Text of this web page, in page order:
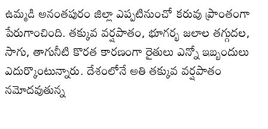
ఉమ్మడి అనంతపురం జిల్లా ఎప్పటినుంచో కరువు ప్రాంతంగా
పేరుగాంచింది. తక్కువ వర్షపాతం, భూగర్భ జలాల తగ్గుదల,
సాగు, తాగునీటి కొరత కారణంగా రైతులు ఎన్నో ఇబ్బందులు
ఎదుర్కొంటున్నారు. దేశంలోనే అతి తక్కువ వర్షపాతం
నమోదవుతున్న